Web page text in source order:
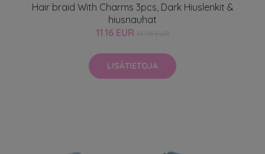
Hair braid With Charms 3pcs, Dark Hiuslenkit &
hiusnauhat
11.16 EUR
LISÄTIETOJA